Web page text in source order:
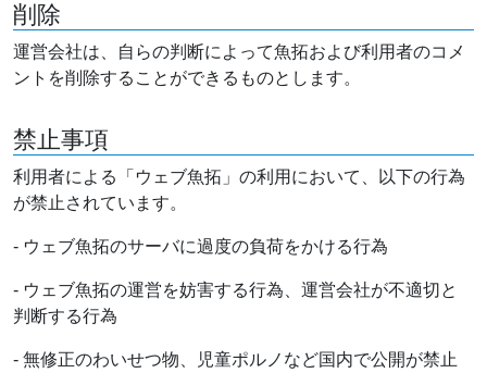
削除
運営会社は、自らの判断によって魚拓および利用者のコメ
ントを削除することができるものとします。
禁止事項
利用者による「ウェブ魚拓」の利用において、以下の行為
が禁止されています。
- ウェブ魚拓のサーバに過度の負荷をかける行為
- ウェブ魚拓の運営を妨害する行為、運営会社が不適切と
判断する行為
- 無修正のわいせつ物、児童ポルノなど国内で公開が禁止